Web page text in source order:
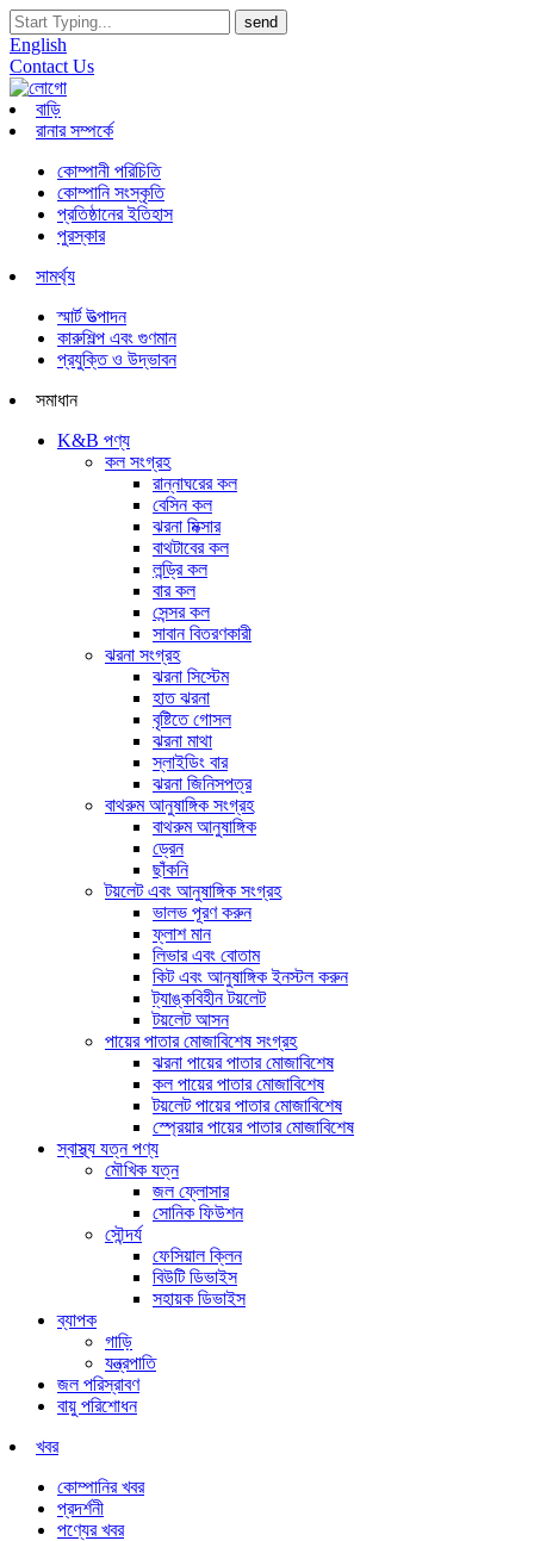
English
Contact Us
বাড়ি
রানার সম্পর্কে
কোম্পানী পরিচিতি
কোম্পানি সংস্কৃতি
প্রতিষ্ঠানের ইতিহাস
পুরস্কার
সামর্থ্য
স্মার্ট উত্পাদন
কারুশিল্প এবং গুণমান
প্রযুক্তি ও উদ্ভাবন
সমাধান
K&B পণ্য
কল সংগ্রহ
রান্নাঘরের কল
বেসিন কল
ঝরনা মিক্সার
বাথটাবের কল
লন্ড্রি কল
বার কল
সেন্সর কল
সাবান বিতরণকারী
ঝরনা সংগ্রহ
ঝরনা সিস্টেম
হাত ঝরনা
বৃষ্টিতে গোসল
ঝরনা মাথা
স্লাইডিং বার
ঝরনা জিনিসপত্র
বাথরুম আনুষাঙ্গিক সংগ্রহ
বাথরুম আনুষাঙ্গিক
ড্রেন
ছাঁকনি
টয়লেট এবং আনুষাঙ্গিক সংগ্রহ
ভালভ পূরণ করুন
ফ্লাশ মান
লিভার এবং বোতাম
কিট এবং আনুষাঙ্গিক ইনস্টল করুন
ট্যাঙ্কবিহীন টয়লেট
টয়লেট আসন
পায়ের পাতার মোজাবিশেষ সংগ্রহ
ঝরনা পায়ের পাতার মোজাবিশেষ
কল পায়ের পাতার মোজাবিশেষ
টয়লেট পায়ের পাতার মোজাবিশেষ
স্প্রেয়ার পায়ের পাতার মোজাবিশেষ
স্বাস্থ্য যত্ন পণ্য
মৌখিক যত্ন
জল ফ্লোসার
সোনিক ফিউশন
সৌন্দর্য
ফেসিয়াল ক্লিন
বিউটি ডিভাইস
সহায়ক ডিভাইস
ব্যাপক
গাড়ি
যন্ত্রপাতি
জল পরিস্রাবণ
বায়ু পরিশোধন
খবর
কোম্পানির খবর
প্রদর্শনী
পণ্যের খবর